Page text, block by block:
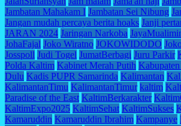
Jambatan Mahakam I Jambatan Sei Nibung
Jangan mudah percaya berita hoaks Janji
JARAN 2024 Jaringan Narkoba
JohaFajal Joko Wiratno JOKOWIDODO
Josspoll Judi Togel JumatBerbagi Juru Parkir
Polda Kaltim Kabinet Merah Putih
Dulu Kadis PUPR Samarinda Kalimantan
KalimantanTimu KalimantanTimur kaltim
Paradise of the East KaltimBerkarakter
KaltimExpo2025 KaltimSehat KaltimSukses
Kamaruddin Kamaruddin Ibrahim Kampanye